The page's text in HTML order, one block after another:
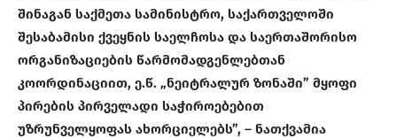
შინაგან საქმეთა სამინისტრო, საქართველოში
შესაბამისი ქვეყნის საელჩოსა და საერთაშორისო
ორგანიზაციების წარმომადგენლებთან
კოორდინაციით, ე.წ. „ნეიტრალურ ზონაში” მყოფი
პირების პირველადი საჭიროებებით
უზრუნველყოფას ახორციელებს”, – ნათქვამია